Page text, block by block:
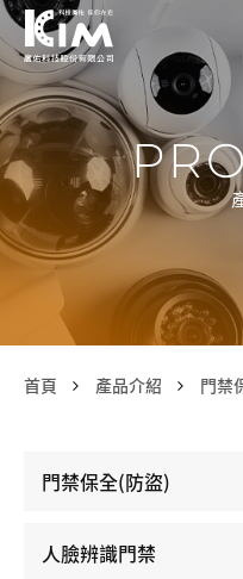
首頁 產品介紹 門禁